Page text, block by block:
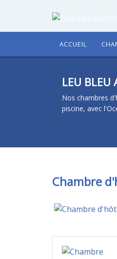
ACCUEIL
LEU
Nos chambres
piscine, avec
Chambre